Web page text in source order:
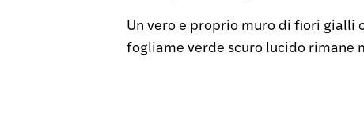
Un vero e proprio muro di fiori gialli
fogliame verde scuro lucido rimane